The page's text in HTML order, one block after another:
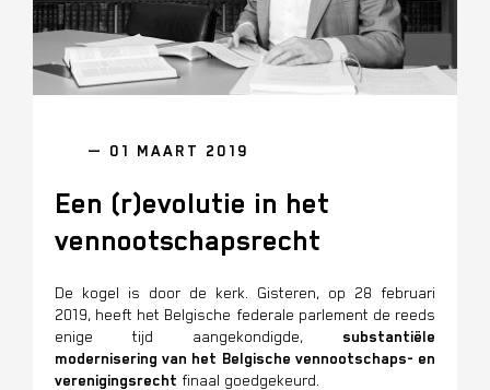
— 01 MAART 2019
Een (r)evolutie in het
vennootschapsrecht
De kogel is door de kerk. Gisteren, op 28 februari
2019, heeft het Belgische federale parlement de reeds
enige tijd aangekondigde, substantiële
modernisering van het Belgische vennootschaps- en
verenigingsrecht finaal goedgekeurd.